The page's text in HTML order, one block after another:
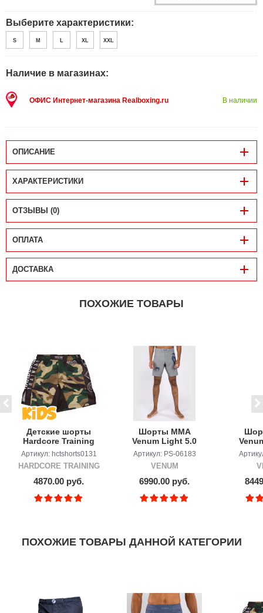
Выберите характеристики:
S M L XL XXL
Наличие в магазинах:
ОФИС Интернет-магазина Realboxing.ru В наличии
ОПИСАНИЕ
ХАРАКТЕРИСТИКИ
ОТЗЫВЫ (0)
ОПЛАТА
ДОСТАВКА
ПОХОЖИЕ ТОВАРЫ
Детские шорты
Hardcore Training
Forest Camo
Артикул: hctshorts0131
HARDCORE TRAINING
4870.00 руб.
Шорты ММА
Venum Light 5.0
Grey
Артикул: PS-06183
VENUM
6990.00 руб.
ПОХОЖИЕ ТОВАРЫ ДАННОЙ КАТЕГОРИИ